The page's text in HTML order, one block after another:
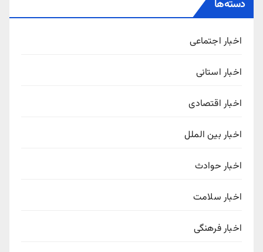
دسته‌ها
اخبار اجتماعی
اخبار استانی
اخبار اقتصادی
اخبار بین الملل
اخبار حوادث
اخبار سلامت
اخبار فرهنگی